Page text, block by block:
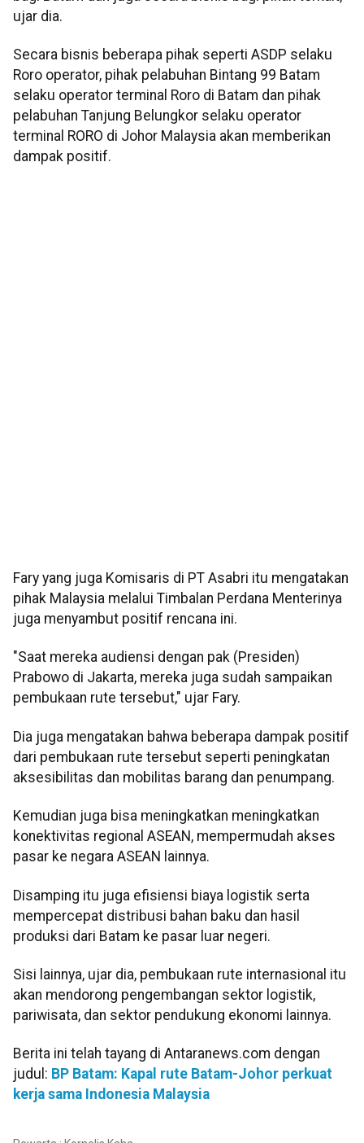
ujar dia.
Secara bisnis beberapa pihak seperti ASDP selaku
Roro operator, pihak pelabuhan Bintang 99 Batam
selaku operator terminal Roro di Batam dan pihak
pelabuhan Tanjung Belungkor selaku operator
terminal RORO di Johor Malaysia akan memberikan
dampak positif.
Fary yang juga Komisaris di PT Asabri itu mengatakan
pihak Malaysia melalui Timbalan Perdana Menterinya
juga menyambut positif rencana ini.
"Saat mereka audiensi dengan pak (Presiden)
Prabowo di Jakarta, mereka juga sudah sampaikan
pembukaan rute tersebut," ujar Fary.
Dia juga mengatakan bahwa beberapa dampak positif
dari pembukaan rute tersebut seperti peningkatan
aksesibilitas dan mobilitas barang dan penumpang.
Kemudian juga bisa meningkatkan meningkatkan
konektivitas regional ASEAN, mempermudah akses
pasar ke negara ASEAN lainnya.
Disamping itu juga efisiensi biaya logistik serta
mempercepat distribusi bahan baku dan hasil
produksi dari Batam ke pasar luar negeri.
Sisi lainnya, ujar dia, pembukaan rute internasional itu
akan mendorong pengembangan sektor logistik,
pariwisata, dan sektor pendukung ekonomi lainnya.
Berita ini telah tayang di Antaranews.com dengan
judul: BP Batam: Kapal rute Batam-Johor perkuat
kerja sama Indonesia Malaysia